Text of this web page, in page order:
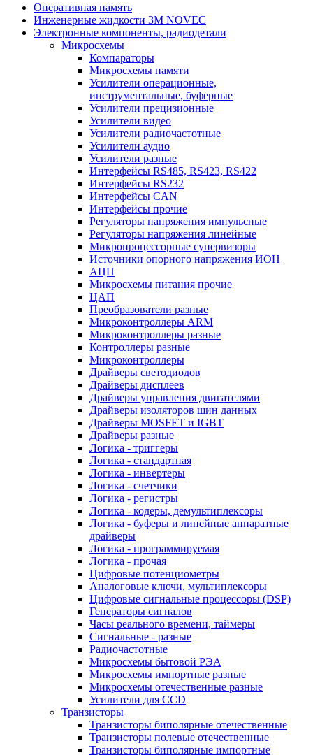
Оперативная память
Инженерные жидкости 3M NOVEC
Электронные компоненты, радиодетали
Микросхемы
Компараторы
Микросхемы памяти
Усилители операционные,
инструментальные, буферные
Усилители прецизионные
Усилители видео
Усилители радиочастотные
Усилители аудио
Усилители разные
Интерфейсы RS485, RS423, RS422
Интерфейсы RS232
Интерфейсы CAN
Интерфейсы прочие
Регуляторы напряжения импульсные
Регуляторы напряжения линейные
Микропроцессорные супервизоры
Источники опорного напряжения ИОН
АЦП
Микросхемы питания прочие
ЦАП
Преобразователи разные
Микроконтроллеры ARM
Микроконтроллеры разные
Контроллеры разные
Микроконтроллеры
Драйверы светодиодов
Драйверы дисплеев
Драйверы управления двигателями
Драйверы изоляторов шин данных
Драйверы MOSFET и IGBT
Драйверы разные
Логика - триггеры
Логика - стандартная
Логика - инвертеры
Логика - счетчики
Логика - регистры
Логика - кодеры, демультиплексоры
Логика - буферы и линейные аппаратные
драйверы
Логика - программируемая
Логика - прочая
Цифровые потенциометры
Аналоговые ключи, мультиплексоры
Цифровые сигнальные процессоры (DSP)
Генераторы сигналов
Часы реального времени, таймеры
Сигнальные - разные
Радиочастотные
Микросхемы бытовой РЭА
Микросхемы импортные разные
Микросхемы отечественные разные
Усилители для CCD
Транзисторы
Транзисторы биполярные отечественные
Транзисторы полевые отечественные
Транзисторы биполярные импортные